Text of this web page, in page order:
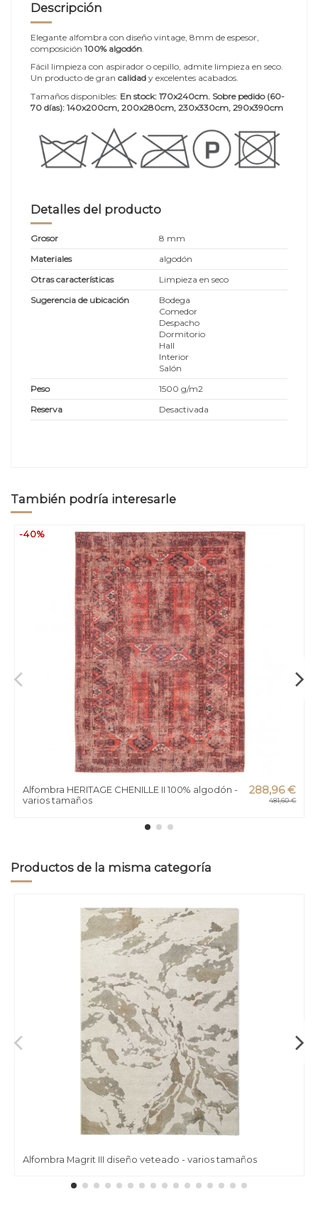
Descripción
Elegante alfombra con diseño vintage, 8mm de espesor,
composición 100% algodón
Fácil limpieza con aspirador o cepillo, admite limpieza en seco.
Un producto de gran calidad y excelentes acabados.
Tamaños disponibles: En stock: 170x240cm. Sobre pedido (60-
70 días): 140x200cm, 200x280cm, 230x330cm, 290x390cm
Detalles del producto
Grosor
8 mm
Materiales
algodón
Otras características
Limpieza en seco
Sugerencia de ubicación
Bodega
Comedor
Despacho
Dormitorio
Hall
Interior
Salón
Peso
1500 g/m2
Reserva
Desactivada
También podría interesarle
-40%
Alfombra HERITAGE CHENILLE II 100% algodón -
varios tamaños
288,96 €
481,60 €
Productos de la misma categoría
Alfombra Magrit III diseño veteado - varios tamaños